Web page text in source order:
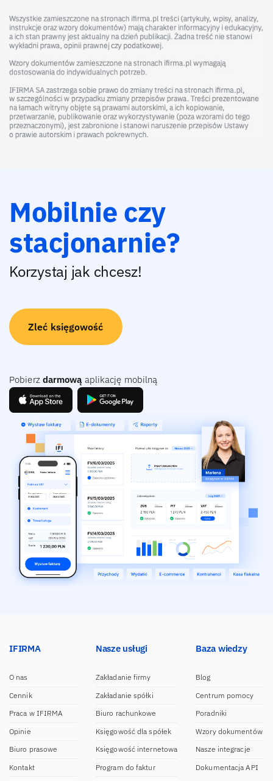
Mobilnie czy
stacjonarnie?
Korzystaj jak chcesz!
Zleć księgowość
Pobierz darmową aplikację mobilną
IFIRMA
O nas
Cennik
Praca w IFIRMA
Opinie
Biuro prasowe
Kontakt
Nasze usługi
Zakładanie firmy
Zakładanie spółki
Biuro rachunkowe
Księgowość dla spółek
Księgowość internetowa
Program do faktur
Baza wiedzy
Blog
Centrum pomocy
Poradniki
Wzory dokumentów
Nasze integracje
Dokumentacja API